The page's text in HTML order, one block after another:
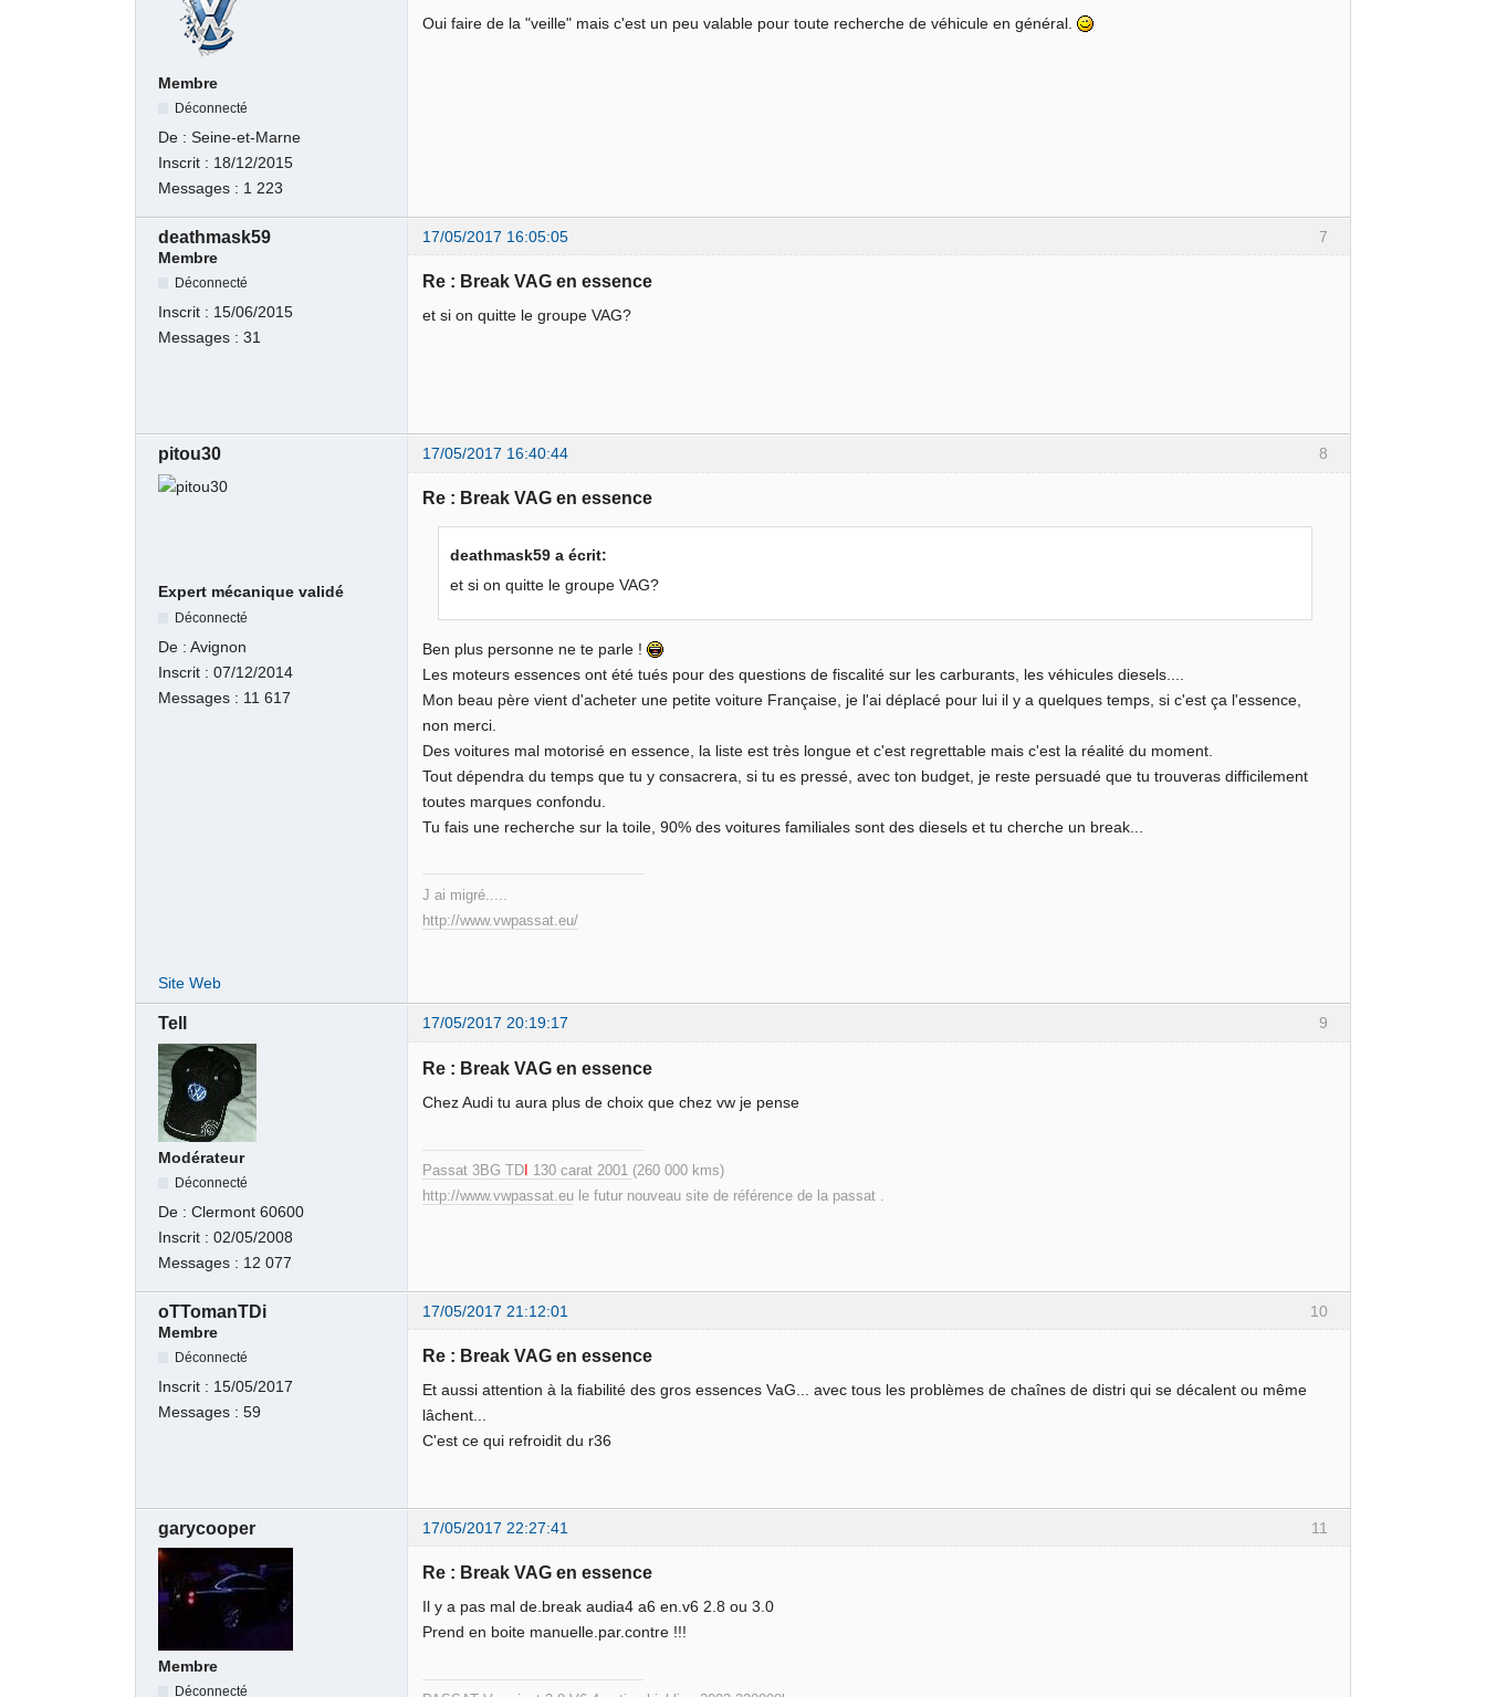
Membre
Déconnecté
De :Seine-et-Marne
Inscrit : 18/12/2015
Messages : 1 223
Oui faire de la "veille" mais c'est un peu valable pour toute recherche de véhicule en général.
7
deathmask59
17/05/2017 16:05:05
Membre
Déconnecté
Inscrit : 15/06/2015
Messages :31
Re : Break VAG en essence
et si on quitte le groupe VAG?
8
pitou30 17/05/2017 16:40:44
Expert mécanique validé
Déconnecté
De :Avignon
Inscrit :07/12/2014
Messages : 11 617
Re : Break VAG en essence
deathmask59 a écrit:
et si on quitte le groupe VAG?
Ben plus personne ne te parle !
Les moteurs essences ont été tués pour des questions de fiscalité sur les carburants, les véhicules diesels....
Mon beau père vient d'acheter une petite voiture Française, je l'ai déplacé pour lui il y a quelques temps, si c'est ça l'essence,
non merci.
Des voitures mal motorisé en essence, la liste est très longue et c'est regrettable mais c'est la réalité du moment.
Tout dépendra du temps que tu y consacrera, si tu es pressé, avec ton budget, je reste persuadé que tu trouveras difficilement
toutes marques confondu.
Tu fais une recherche sur la toile, 90% des voitures familiales sont des diesels et tu cherche un break...
J ai migré.....
http://www.vwpassat.eu/
Site Web
9
Tell 17/05/2017 20:19:17
Modérateur
Déconnecté
De :Clermont 60600
Inscrit :02/05/2008
Messages : 12 077
Re : Break VAG en essence
Chez Audi tu aura plus de choix que chez vw je pense
Passat 3BG TD 130 carat 2001 (260 000 kms)
http://www.vwpassat.eu le futur nouveau site de référence de la passat .
10
oTTomanTDi
17/05/2017 21:12:01
Membre
Déconnecté
Inscrit : 15/05/2017
Messages :59
Re : Break VAG en essence
Et aussi attention à la fiabilité des gros essences VaG... avec tous les problèmes de chaînes de distri qui se décalent ou même
lâchent...
C'est ce qui refroidit du r36
11
garycooper 17/05/2017 22:27:41
Membre
Déconnecté
Re : Break VAG en essence
Il y a pas mal de.break audia4 a6 en.v6 2.8 ou 3.0
Prend en boite manuelle.par.contre !!!